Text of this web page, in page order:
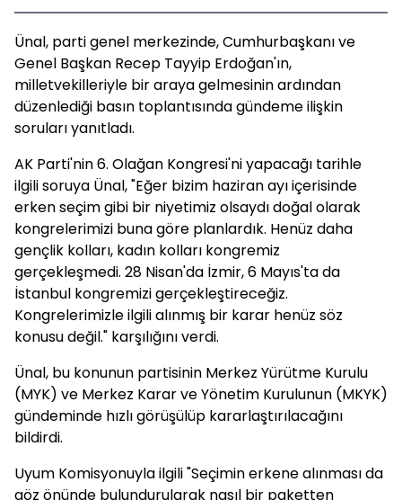
Ünal, parti genel merkezinde, Cumhurbaşkanı ve
Genel Başkan Recep Tayyip Erdoğan'ın,
milletvekilleriyle bir araya gelmesinin ardından
düzenlediği basın toplantısında gündeme ilişkin
soruları yanıtladı.
AK Parti'nin 6. Olağan Kongresi'ni yapacağı tarihle
ilgili soruya Ünal, "Eğer bizim haziran ayı içerisinde
erken seçim gibi bir niyetimiz olsaydı doğal olarak
kongrelerimizi buna göre planlardık. Henüz daha
gençlik kolları, kadın kolları kongremiz
gerçekleşmedi. 28 Nisan'da İzmir, 6 Mayıs'ta da
İstanbul kongremizi gerçekleştireceğiz.
Kongrelerimizle ilgili alınmış bir karar henüz söz
konusu değil." karşılığını verdi.
Ünal, bu konunun partisinin Merkez Yürütme Kurulu
(MYK) ve Merkez Karar ve Yönetim Kurulunun (MKYK)
gündeminde hızlı görüşülüp kararlaştırılacağını
bildirdi.
Uyum Komisyonuyla ilgili "Seçimin erkene alınması da
göz önünde bulundurularak nasıl bir paketten